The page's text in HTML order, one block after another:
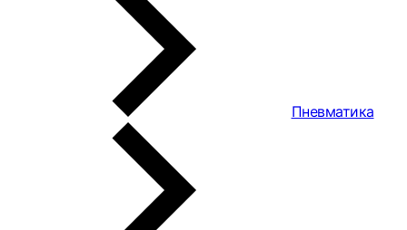
Пневматика